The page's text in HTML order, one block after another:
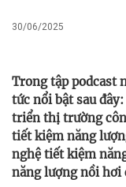
30/06/2025
Trong tập podcast
tức nổi bật sau
triển thị trường
tiết kiệm năng
nghệ tiết kiệm
năng lượng nồi hơi